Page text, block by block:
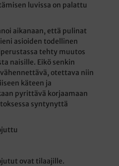
luvissa on palattu
aikanaan, että pulinat
asioiden todellinen
tehty muutos
naisille. Eikö senkin
otettava niin
käteen ja
pyrittävä korjaamaan
syntynyttä
ovat tilaajille.